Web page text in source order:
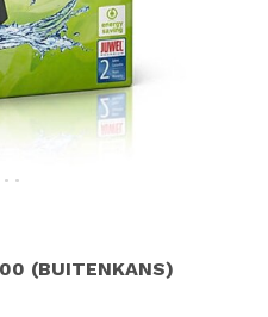
(BUITENKANS)